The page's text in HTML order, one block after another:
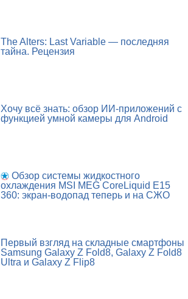
The Alters: Last Variable — последняя
тайна. Рецензия
Хочу всё знать: обзор ИИ-приложений с
функцией умной камеры для Android
Обзор системы жидкостного
охлаждения MSI MEG CoreLiquid E15
360: экран-водопад теперь и на СЖО
Первый взгляд на складные смартфоны
Samsung Galaxy Z Fold8, Galaxy Z Fold8
Ultra и Galaxy Z Flip8